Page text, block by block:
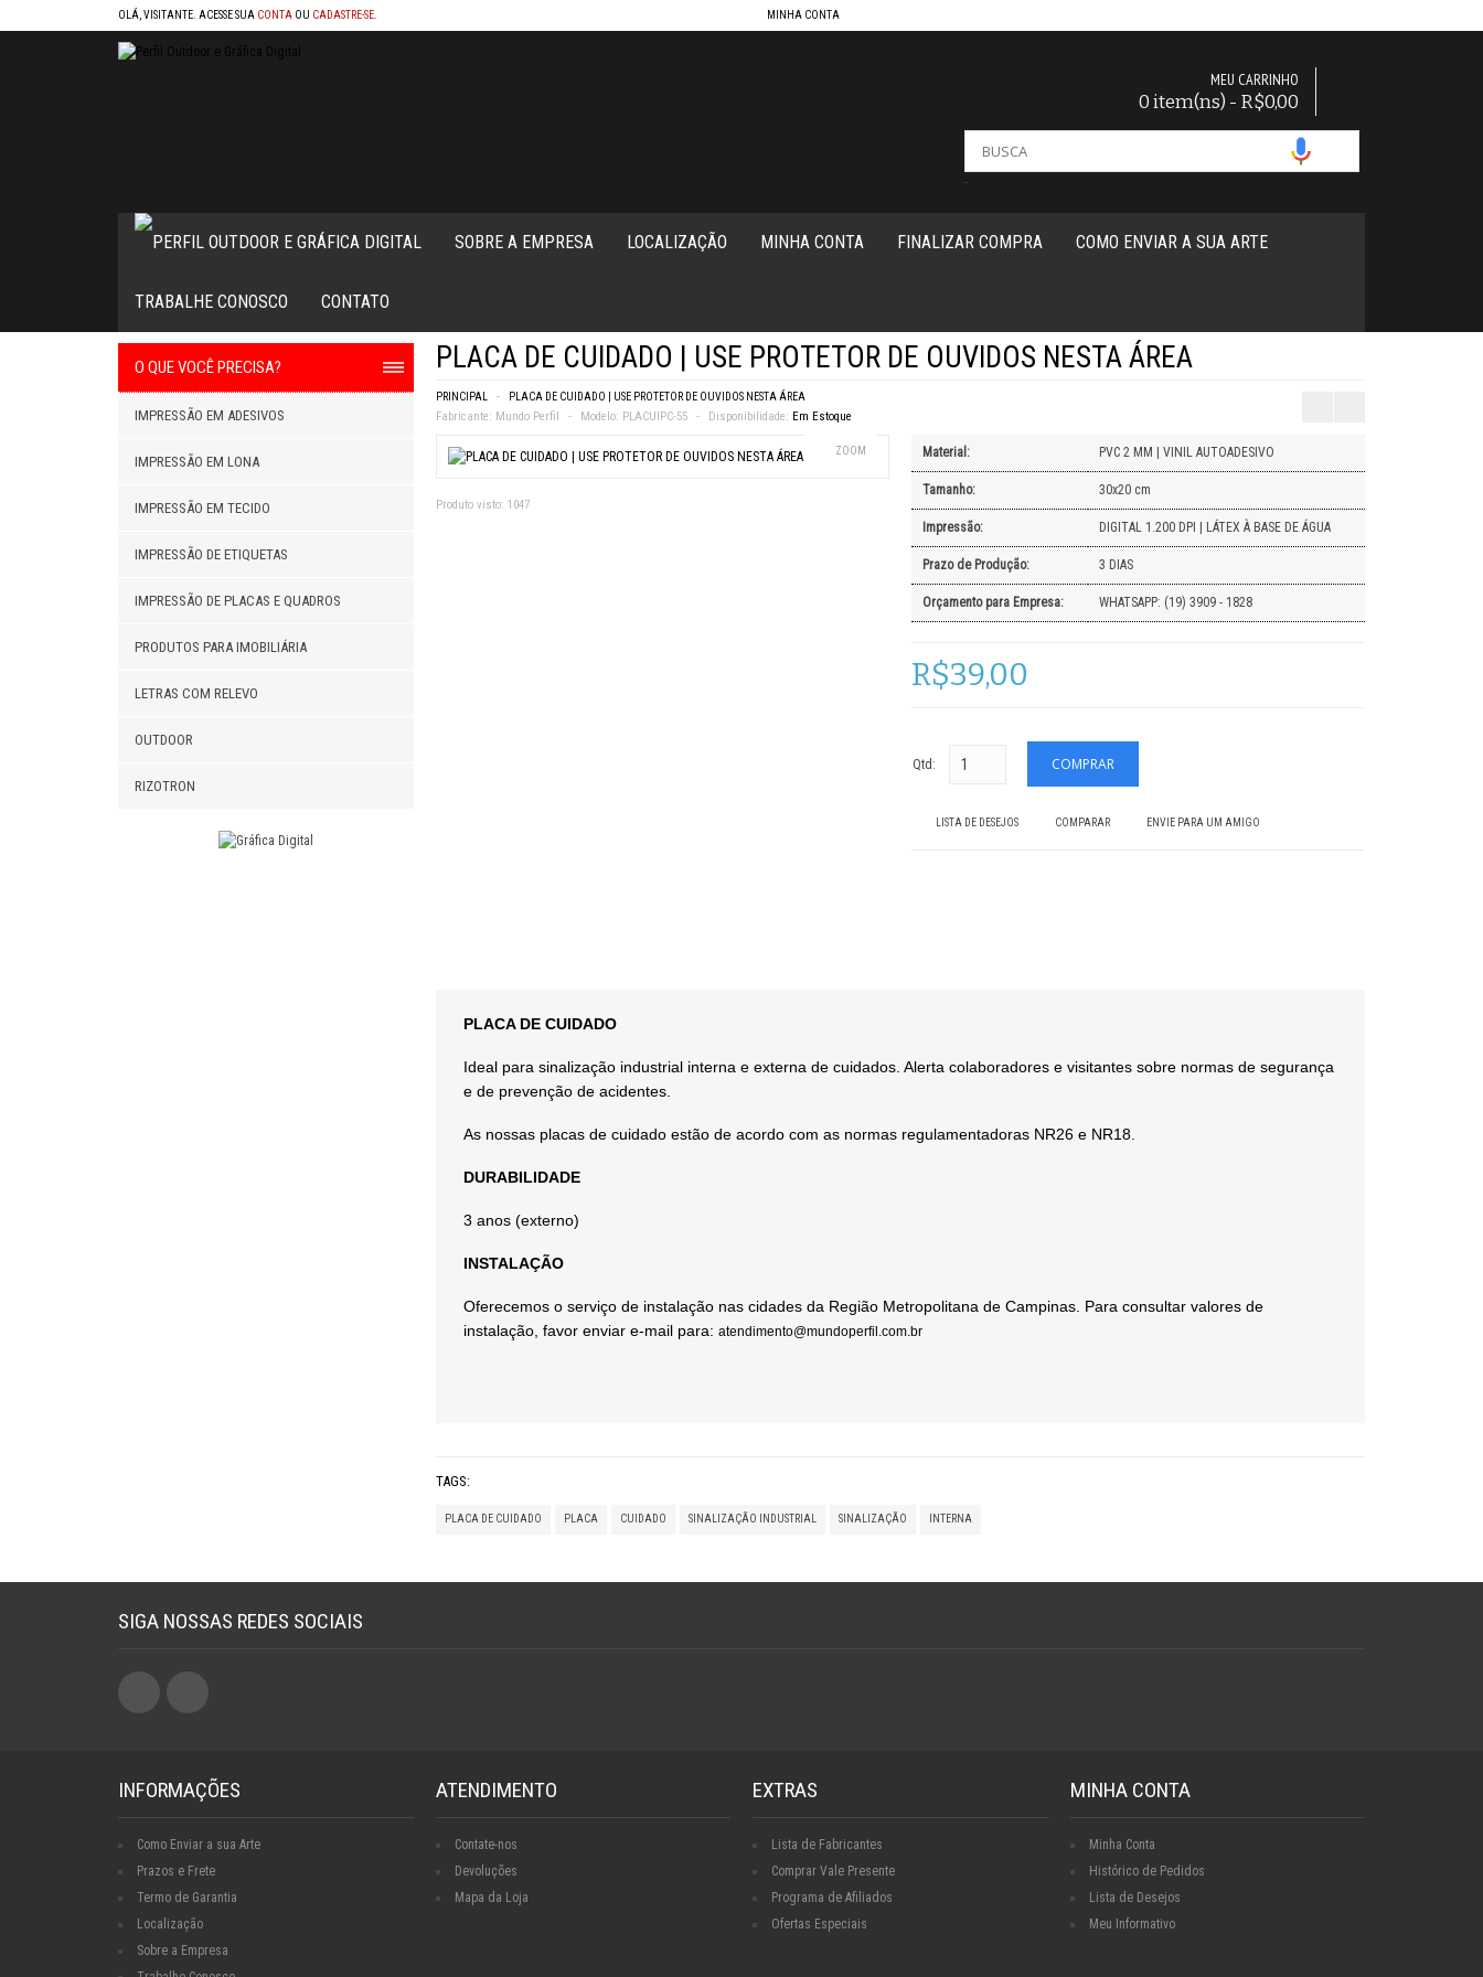
OLÁ, VISITANTE. ACESSE SUA CONTA OU CADASTRE-SE MINHA CONTA
MEU CARRINHO
0 item(ns) - R$0,00
-
SOBRE A EMPRESA LOCALIZAÇÃO MINHA CONTA FINALIZAR COMPRA COMO ENVIAR A SUA ARTE
TRABALHE CONOSCO CONTATO
O QUE VOCÊ PRECISA?
IMPRESSÃO EM ADESIVOS
IMPRESSÃO EM LONA
IMPRESSÃO EM TECIDO
IMPRESSÃO DE ETIQUETAS
IMPRESSÃO DE PLACAS E QUADROS
PRODUTOS PARA IMOBILIÁRIA
LETRAS COM RELEVO
OUTDOOR
RIZOTRON
PLACA DE CUIDADO | USE PROTETOR DE OUVIDOS NESTA ÁREA
PRINCIPAL PLACA DE CUIDADO | USE PROTETOR DE OUVIDOS NESTA ÁREA
Fabricante: Mundo Perfil Modelo: PLACUIPC-55 Disponibilidade: Em Estoque
ZOOM
Produto visto: 1047
Material: PVC 2 MM | VINIL AUTOADESIVO
Tamanho: 30x20 cm
Impressão: DIGITAL 1.200 DPI | LÁTEX À BASE DE ÁGUA
Prazo de Produção: 3 DIAS
Orçamento para Empresa: WHATSAPP: (19) 3909 - 1828
R$39,00
Qtd:
LISTA DE DESEJOS COMPARAR ENVIE PARA UM AMIGO
PLACA DE CUIDADO
Ideal para sinalização industrial interna e externa de cuidados. Alerta colaboradores e visitantes sobre normas de segurança
e de prevenção de acidentes.
As nossas placas de cuidado estão de acordo com as normas regulamentadoras NR26 e NR18.
DURABILIDADE
3 anos (externo)
INSTALAÇÃO
Oferecemos o serviço de instalação nas cidades da Região Metropolitana de Campinas. Para consultar valores de
instalação, favor enviar e-mail para: atendimento@mundoperfil.com.br
TAGS:
PLACA DE CUIDADO PLACA CUIDADO SINALIZAÇÃO INDUSTRIAL SINALIZAÇÃO INTERNA
SIGA NOSSAS REDES SOCIAIS
INFORMAÇÕES
Como Enviar a sua Arte
Prazos e Frete
Termo de Garantia
Localização
Sobre a Empresa
ATENDIMENTO
Contate-nos
Devoluções
Mapa da Loja
EXTRAS
Lista de Fabricantes
Comprar Vale Presente
Programa de Afiliados
Ofertas Especiais
MINHA CONTA
Minha Conta
Histórico de Pedidos
Lista de Desejos
Meu Informativo